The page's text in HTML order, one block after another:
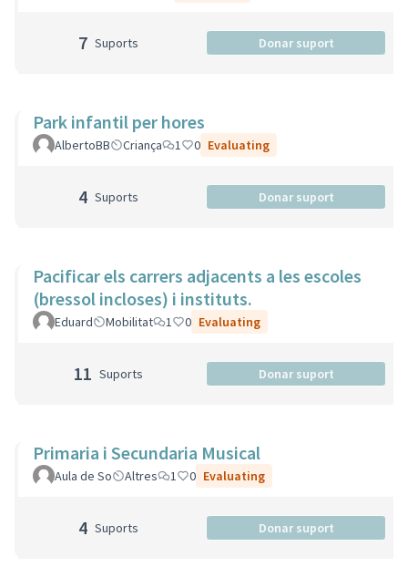
7 Suports Donar suport
Park infantil per hores
AlbertoBB Criança 1 0 Evaluating
4 Suports Donar suport
Pacificar els carrers adjacents a les escoles
(bressol incloses) i instituts.
Eduard Mobilitat 1 0 Evaluating
11 Suports Donar suport
Primaria i Secundaria Musical
Aula de So Altres 1 0 Evaluating
4 Suports Donar suport